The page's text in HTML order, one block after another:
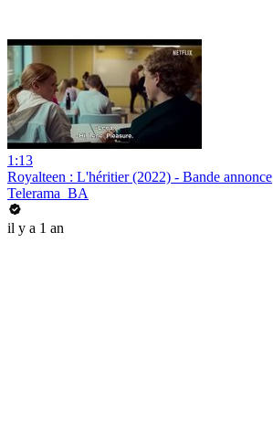
1:13
Royalteen : L'héritier (2022) - Bande annonce
Telerama_BA
il y a 1 an